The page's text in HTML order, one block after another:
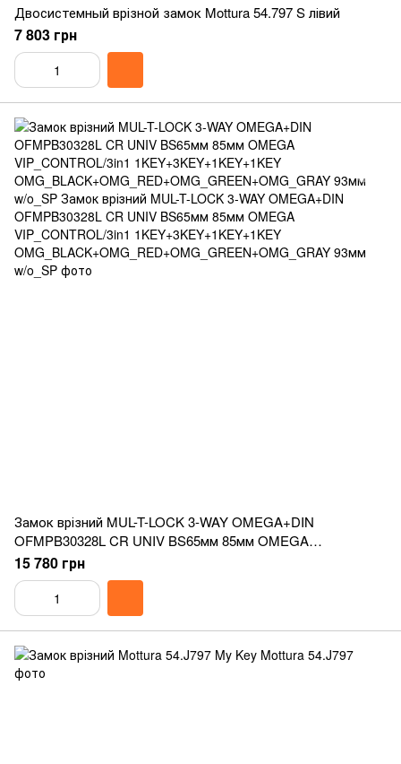
Двосистемный врізной замок Mottura 54.797 S лівий
7 803 грн
Замок врізний MUL-T-LOCK 3-WAY OMEGA+DIN
OFMPB30328L CR UNIV BS65мм 85мм OMEGA
VIP_CONTROL/3in1 1KEY+3KEY+1KEY+1KEY
OMG_BLACK+OMG_RED+OMG_GREEN+OMG_GRAY
93мм w/o_SP
15 780 грн